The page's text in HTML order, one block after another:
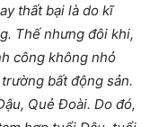
thất bại là do kĩ
Thế nhưng đôi khi,
công không nhỏ
bất động sản.
Quẻ Đoài. Do đó,